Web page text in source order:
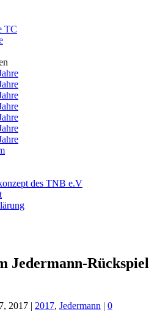
TC
des TNB e.V
Jedermann-Rückspiel
2017 | 2017, Jedermann | 0